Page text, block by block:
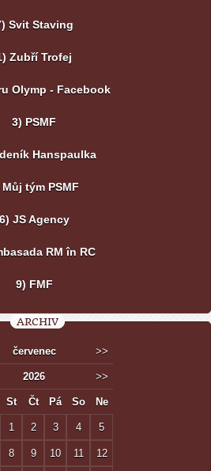
Svit Staving
Zubří Trofej
Olymp - Facebook
3) PSMF
Hanspaulka
Můj tým PSMF
6) JS Agency
RM în RC
9) FMF
ARCHIV
červenec >>
2026 >>
St Čt Pá So Ne
1 2 3 4 5
8 9 10 11 12